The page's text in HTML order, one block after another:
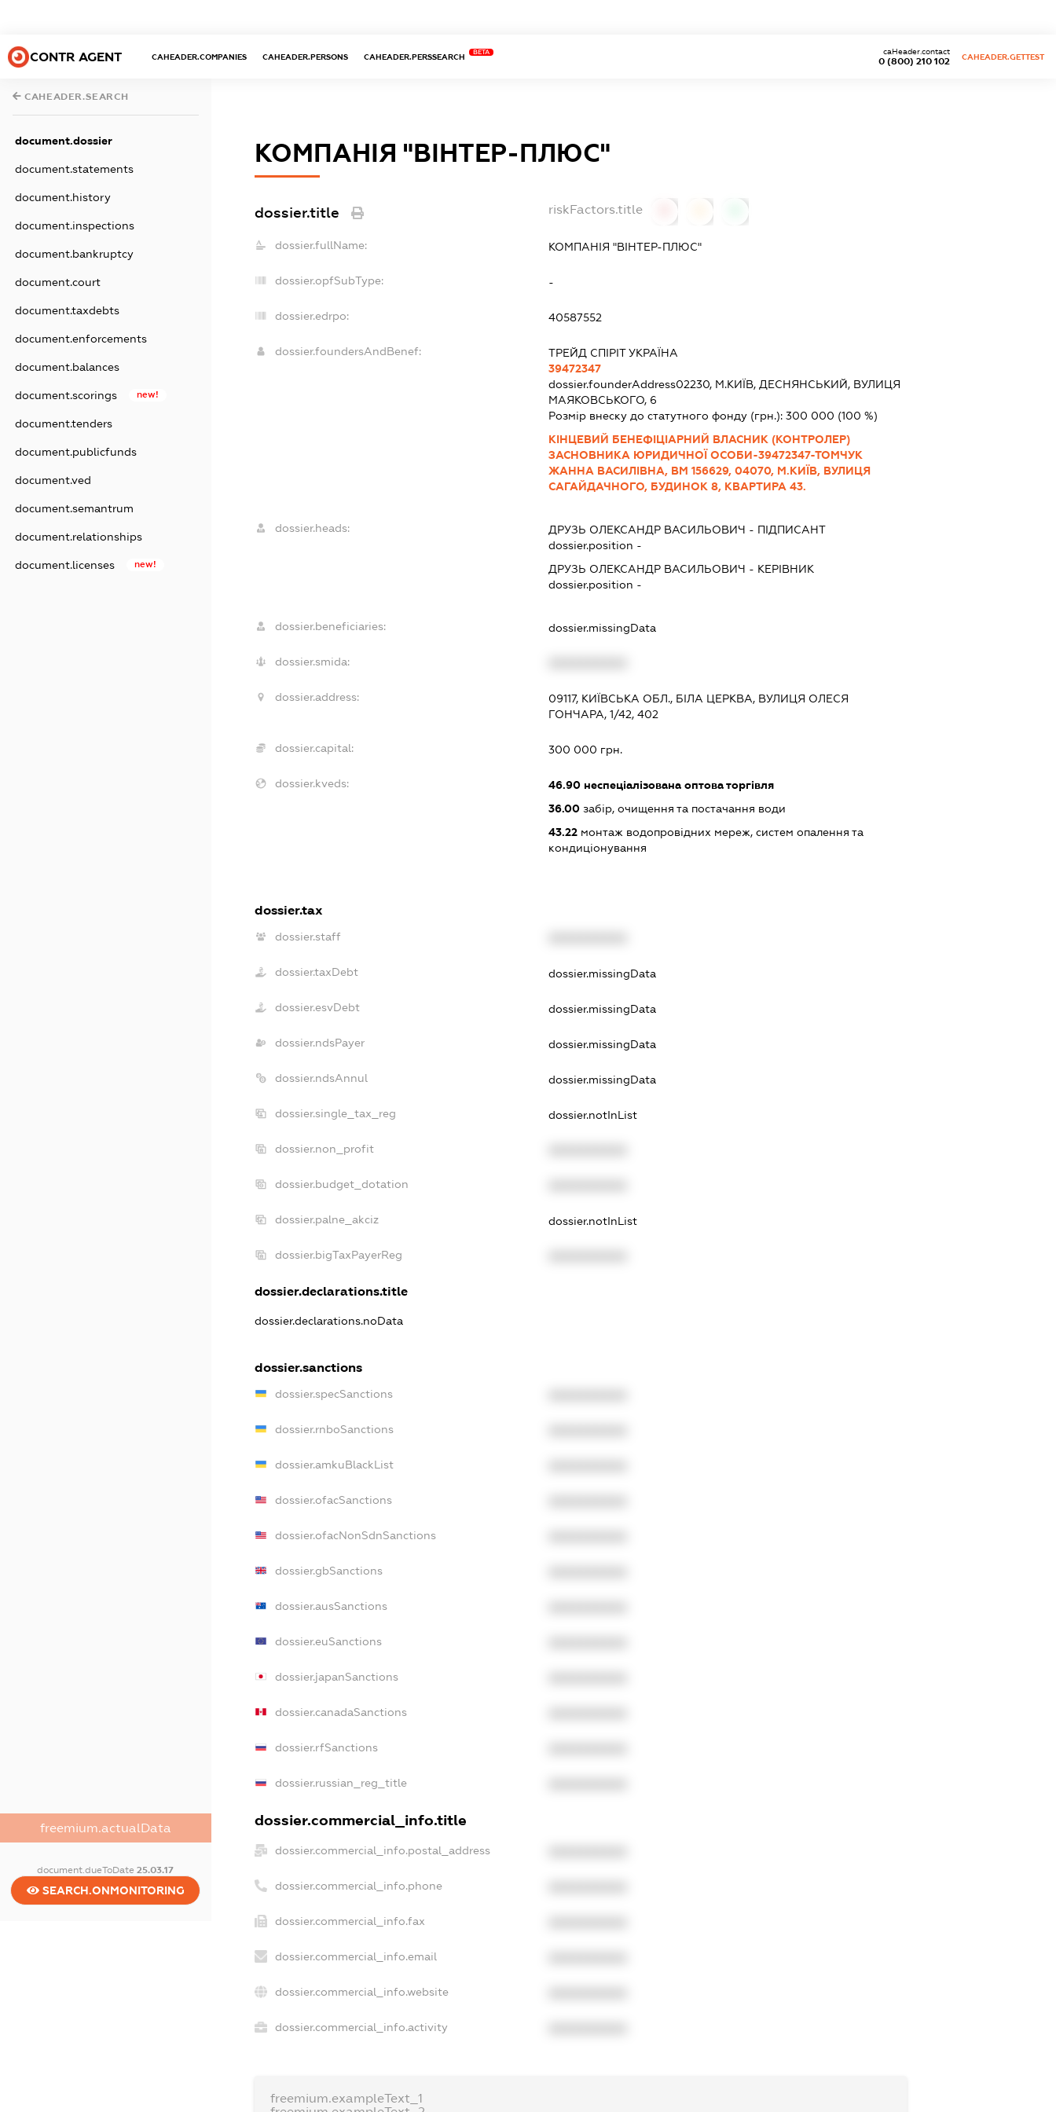
CONTR AGENT CAHEADER.COMPANIES CAHEADER.PERSONS CAHEADER.PERSSEARCH
BETA
0 (800) 210 102
caHeader.contact
CAHEADER.GETTEST
CAHEADER.SEARCH
document.dossier
document.statements
document.history
document.inspections
document.bankruptcy
document.court
document.taxdebts
document.enforcements
document.balances
document.scorings new!
document.tenders
document.publicfunds
document.ved
document.semantrum
document.relationships
document.licenses new!
freemium.actualData
document.dueToDate25.03.17
SEARCH.ONMONITORING
КОМПАНІЯ "ВІНТЕР-ПЛЮС"
dossier.title riskFactors.title
dossier.fullName: КОМПАНІЯ "ВІНТЕР-ПЛЮС"
dossier.opfSubType: -
dossier.edrpo: 40587552
dossier.foundersAndBenef:
ТРЕЙД СПІРІТ УКРАЇНА
39472347
dossier.founderAddress02230, М.КИЇВ, ДЕСНЯНСЬКИЙ, ВУЛИЦЯ
МАЯКОВСЬКОГО, 6
Розмір внеску до статутного фонду (грн.): 300 000 (100 %)
КІНЦЕВИЙ БЕНЕФІЦІАРНИЙ ВЛАСНИК (КОНТРОЛЕР)
ЗАСНОВНИКА ЮРИДИЧНОЇ ОСОБИ-39472347-ТОМЧУК
ЖАННА ВАСИЛІВНА, ВМ 156629, 04070, М.КИЇВ, ВУЛИЦЯ
САГАЙДАЧНОГО, БУДИНОК 8, КВАРТИРА 43.
dossier.heads: ДРУЗЬ ОЛЕКСАНДР ВАСИЛЬОВИЧ - ПІДПИСАНТ
dossier.position -
ДРУЗЬ ОЛЕКСАНДР ВАСИЛЬОВИЧ - КЕРІВНИК
dossier.position -
dossier.beneficiaries: dossier.missingData
dossier.smida:
dossier.address:
09117, КИЇВСЬКА ОБЛ., БІЛА ЦЕРКВА, ВУЛИЦЯ ОЛЕСЯ
ГОНЧАРА, 1/42, 402
dossier.capital: 300 000 грн.
dossier.kveds: 46.90неспеціалізована оптова торгівля
36.00забір, очищення та постачання води
43.22монтаж водопровідних мереж, систем опалення та
кондиціонування
dossier.tax
dossier.staff
dossier.taxDebt dossier.missingData
dossier.esvDebt dossier.missingData
dossier.ndsPayer dossier.missingData
dossier.ndsAnnul dossier.missingData
dossier.single_tax_reg dossier.notInList
dossier.non_profit
dossier.budget_dotation
dossier.palne_akciz dossier.notInList
dossier.bigTaxPayerReg
dossier.declarations.title
dossier.declarations.noData
dossier.sanctions
dossier.specSanctions
dossier.rnboSanctions
dossier.amkuBlackList
dossier.ofacSanctions
dossier.ofacNonSdnSanctions
dossier.gbSanctions
dossier.ausSanctions
dossier.euSanctions
dossier.japanSanctions
dossier.canadaSanctions
dossier.rfSanctions
dossier.russian_reg_title
dossier.commercial_info.title
dossier.commercial_info.postal_address
dossier.commercial_info.phone
dossier.commercial_info.fax
dossier.commercial_info.email
dossier.commercial_info.website
dossier.commercial_info.activity
freemium.exampleText_1